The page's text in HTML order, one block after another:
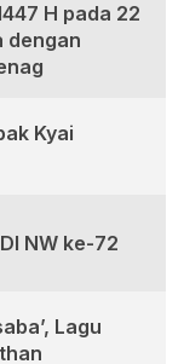
H pada 22
dengan
Kyai
NW ke-72
Lagu